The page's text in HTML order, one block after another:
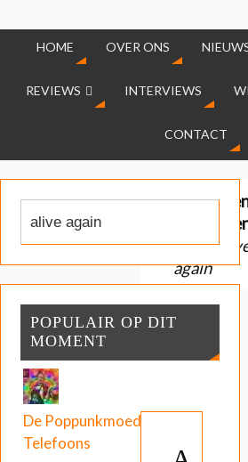
HOME OVER ONS
REVIEWS INTERVIEWS
CONTACT
voor:
again
POPULAIR OP DIT
MOMENT
De Poppunkmoeder:
Telefoons